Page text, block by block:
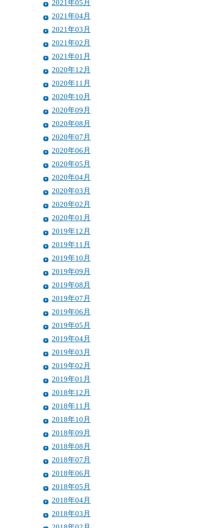
2021年05月
2021年04月
2021年03月
2021年02月
2021年01月
2020年12月
2020年11月
2020年10月
2020年09月
2020年08月
2020年07月
2020年06月
2020年05月
2020年04月
2020年03月
2020年02月
2020年01月
2019年12月
2019年11月
2019年10月
2019年09月
2019年08月
2019年07月
2019年06月
2019年05月
2019年04月
2019年03月
2019年02月
2019年01月
2018年12月
2018年11月
2018年10月
2018年09月
2018年08月
2018年07月
2018年06月
2018年05月
2018年04月
2018年03月